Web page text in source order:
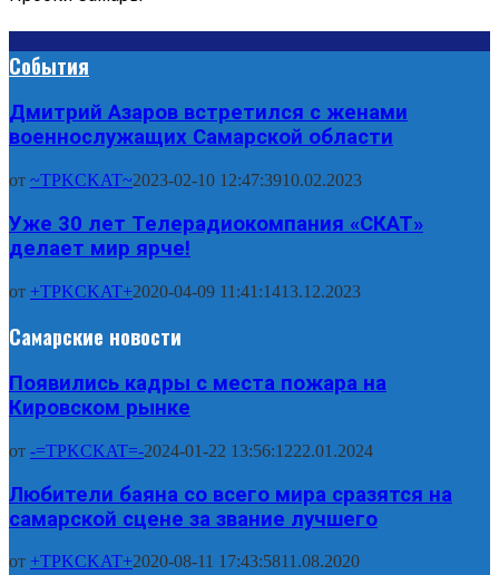
События
Дмитрий Азаров встретился с женами
военнослужащих Самарской области
от ~TPKCKAT~2023-02-10 12:47:3910.02.2023
Уже 30 лет Телерадиокомпания «СКАТ»
делает мир ярче!
от +TPKCKAT+2020-04-09 11:41:1413.12.2023
Самарские новости
Появились кадры с места пожара на
Кировском рынке
от -=TPKCKAT=-2024-01-22 13:56:1222.01.2024
Любители баяна со всего мира сразятся на
самарской сцене за звание лучшего
от +TPKCKAT+2020-08-11 17:43:5811.08.2020